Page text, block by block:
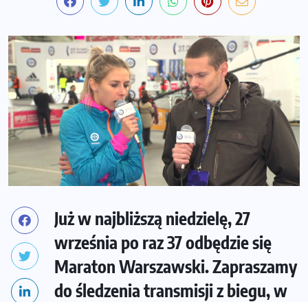
Już w najbliższą niedzielę, 27
września po raz 37 odbędzie się
Maraton Warszawski. Zapraszamy
do śledzenia transmisji z biegu, w